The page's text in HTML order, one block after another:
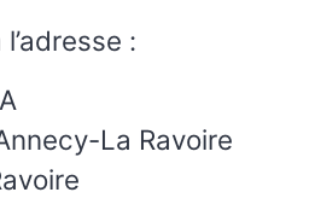
:
La Ravoire